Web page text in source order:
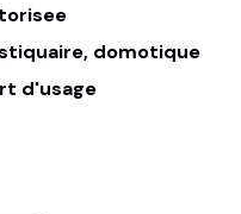
domotique
d'usage